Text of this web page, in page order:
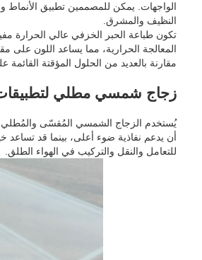
الواجهات. يمكن للمصممين تطبيق الأنماط
النظيف والمشرق.
تكون طباعة الحبر الخزفي عالي الحرارة
المعالجة الحرارية، مما يساعد اللون على
مقارنة بالعديد من الحلول المؤقتة القائمة
زجاج شمسي مطلي لتطبيقات
يُستخدم الزجاج الشمسي المُقسّى والمُطلي
أن يدعم نفاذية ضوء أعلى، بينما قد تساعد
للتعامل والنقل والتركيب في الهواء الطلق.